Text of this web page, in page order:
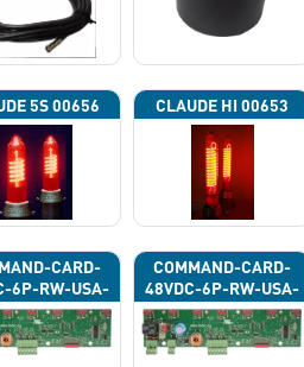
5S 00656 CLAUDE HI 00653
CARD-
6P-RW-USA-
43G
COMMAND-CARD-
48VDC-6P-RW-USA-
43H